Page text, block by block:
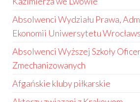
Absolwenci Wydziału Prawa,
Ekonomii Uniwersytetu
Absolwenci Wyższej Szkoły
Zmechanizowanych
Afgańskie kluby piłkarskie